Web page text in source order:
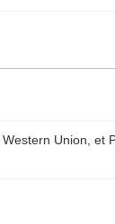
Union, et